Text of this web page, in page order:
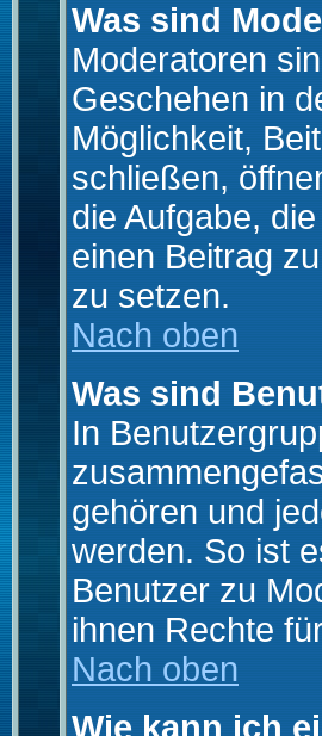
Was sind
Moderatoren
Geschehen in
Möglichkeit,
schließen,
die Aufgabe,
einen Beitrag
zu setzen.
Nach oben
Was sind
In
gehören und
werden. So ist
Benutzer zu
ihnen Rechte
Nach oben
Wie kann ich